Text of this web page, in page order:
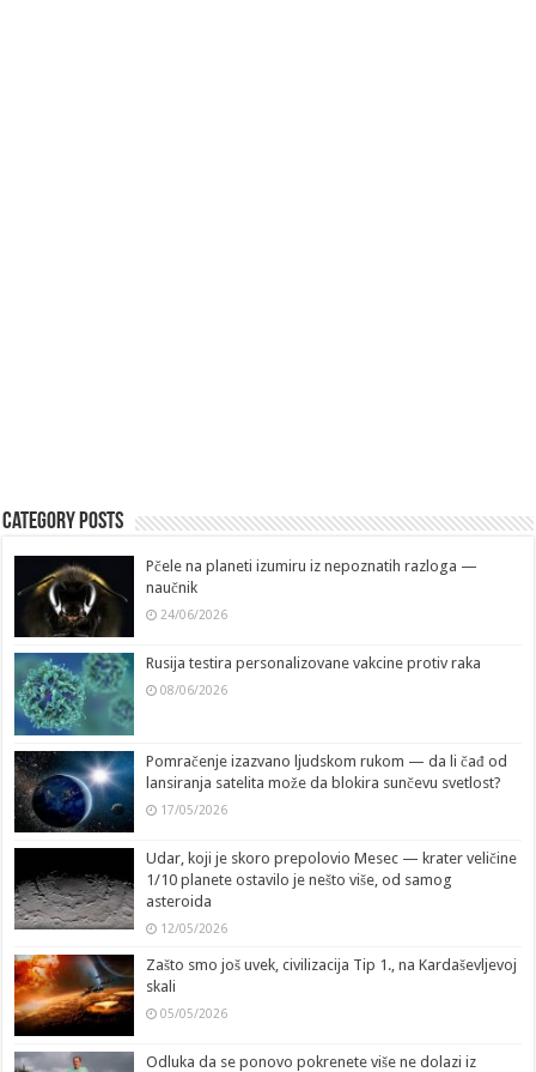
Category Posts
Pčele na planeti izumiru iz nepoznatih razloga —
naučnik
24/06/2026
Rusija testira personalizovane vakcine protiv raka
08/06/2026
Pomračenje izazvano ljudskom rukom — da li čađ od
lansiranja satelita može da blokira sunčevu svetlost?
17/05/2026
Udar, koji je skoro prepolovio Mesec — krater veličine
1/10 planete ostavilo je nešto više, od samog
asteroida
12/05/2026
Zašto smo još uvek, civilizacija Tip 1., na Kardaševljevoj
skali
05/05/2026
Odluka da se ponovo pokrenete više ne dolazi iz